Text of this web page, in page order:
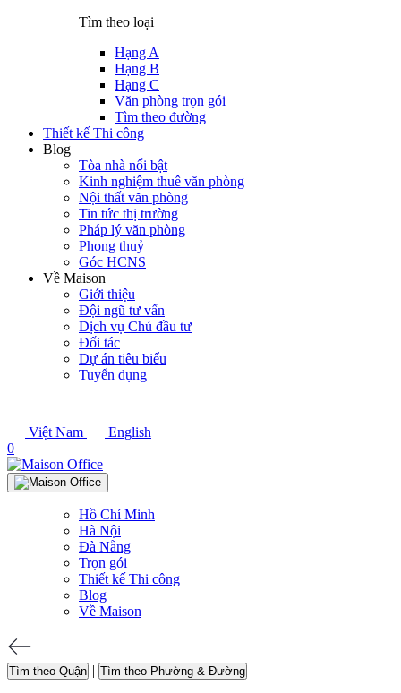
Tìm theo loại
Hạng A
Hạng B
Hạng C
Văn phòng trọn gói
Tìm theo đường
Thiết kế Thi công
Blog
Tòa nhà nổi bật
Kinh nghiệm thuê văn phòng
Nội thất văn phòng
Tin tức thị trường
Pháp lý văn phòng
Phong thuỷ
Góc HCNS
Về Maison
Giới thiệu
Đội ngũ tư vấn
Dịch vụ Chủ đầu tư
Đối tác
Dự án tiêu biểu
Tuyển dụng
Việt Nam
English
0
Hồ Chí Minh
Hà Nội
Đà Nẵng
Trọn gói
Thiết kế Thi công
Blog
Về Maison
Tìm theo Quận | Tìm theo Phường & Đường